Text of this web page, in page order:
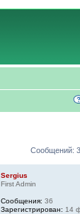
Сообщений:
Sergius
First Admin
Сообщения: 36
Зарегистрирован: 14